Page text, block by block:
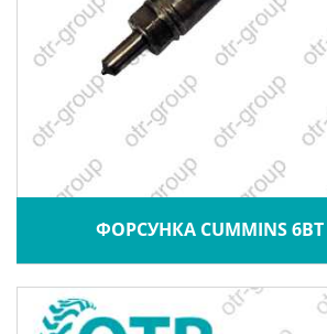
ФОРСУНКА CUMMINS 6BT